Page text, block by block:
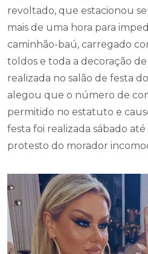
revoltado, que estacionou
mais de uma hora para
caminhão-baú, carregado
toldos e toda a decoração
realizada no salão de festa
alegou que o número de
permitido no estatuto e
festa foi realizada sábado
protesto do morador